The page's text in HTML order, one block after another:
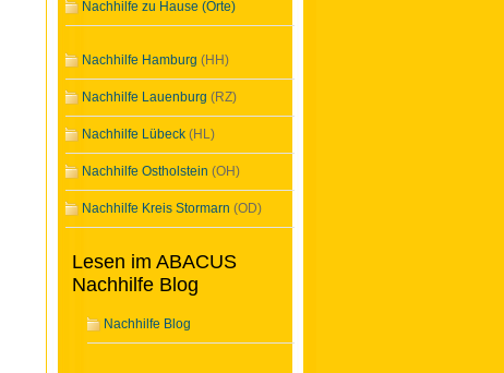
Nachhilfe zu Hause (Orte)
Nachhilfe Hamburg (HH)
Nachhilfe Lauenburg (RZ)
Nachhilfe Lübeck (HL)
Nachhilfe Ostholstein (OH)
Nachhilfe Kreis Stormarn (OD)
Lesen im ABACUS
Nachhilfe Blog
Nachhilfe Blog